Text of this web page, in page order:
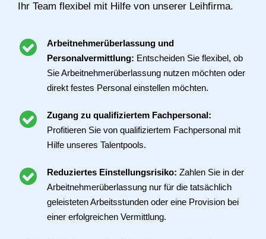
Ihr Team flexibel mit Hilfe von unserer Leihfirma.
Arbeitnehmerüberlassung und
Personalvermittlung: Entscheiden Sie flexibel, ob
Sie Arbeitnehmerüberlassung nutzen möchten oder
direkt festes Personal einstellen möchten.
Zugang zu qualifiziertem Fachpersonal:
Profitieren Sie von qualifiziertem Fachpersonal mit
Hilfe unseres Talentpools.
Reduziertes Einstellungsrisiko: Zahlen Sie in der
Arbeitnehmerüberlassung nur für die tatsächlich
geleisteten Arbeitsstunden oder eine Provision bei
einer erfolgreichen Vermittlung.